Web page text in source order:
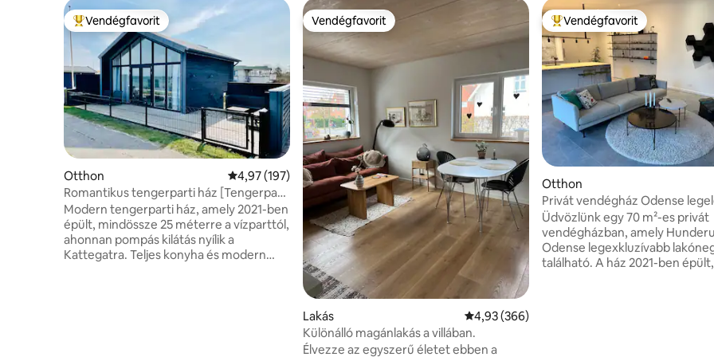
Kiemelt vendégfavorit
Vendégfavorit
Otthon Átlagos értékelés: 5/4,97, 197 vélemény
4,97 (197)
Romantikus tengerparti ház [Tengerparti
kilátás az első sorból]
Modern tengerparti ház, amely 2021-ben
épült, mindössze 25 méterre a vízparttól,
ahonnan pompás kilátás nyílik a
Kattegatra. Teljes konyha és modern
Vendégfavorit
Vendégfavorit
Lakás Átlagos értékelés: 5/4,93, 366 vélemény
4,93 (366)
Különálló magánlakás a villában.
Élvezze az egyszerű életet ebben a
Kiemelt vendégfavorit
Vendégfavorit
Otthon
Privát vendégház Odense
negyedében
Üdvözlünk egy 70 m²-es privát
vendégházban, amely
Odense legexkluzívabb
található. A ház 2021-ben épült,